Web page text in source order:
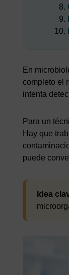
En
completo el
intenta
Para un
Hay que
puede
Idea